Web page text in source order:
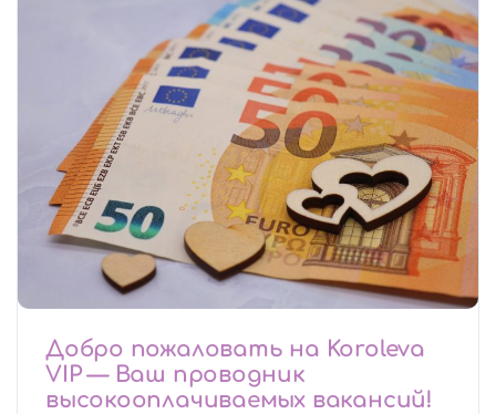
Добро пожаловать на Koroleva
VIP — Ваш проводник
высокооплачиваемых вакансий!